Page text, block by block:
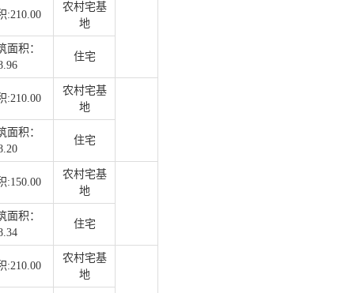
:210.00
农村宅基
地
面积：
住宅
:210.00
农村宅基
地
面积：
住宅
:150.00
农村宅基
地
面积：
住宅
:210.00
农村宅基
地